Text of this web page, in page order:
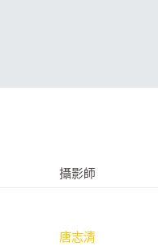
攝影師
唐志清